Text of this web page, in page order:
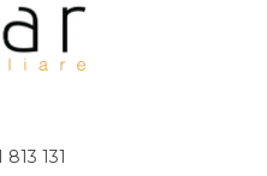
Semicentral
Intre Lacuri
Marasti / BRD Central
de inchiriat
813 131